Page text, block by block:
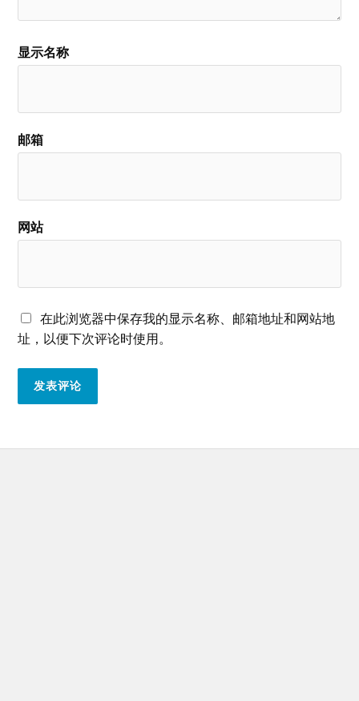
显示名称
邮箱
网站
在此浏览器中保存我的显示名称、邮箱地址和网站地
址，以便下次评论时使用。